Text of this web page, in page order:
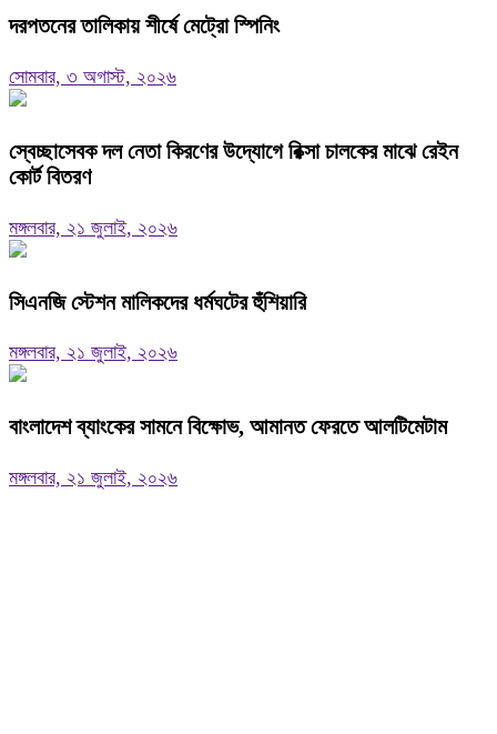
দরপতনের তালিকায় শীর্ষে মেট্রো স্পিনিং
সোমবার, ৩ অগাস্ট, ২০২৬
স্বেচ্ছাসেবক দল নেতা কিরণের উদ্যোগে রিক্সা চালকের মাঝে রেইন
কোর্ট বিতরণ
মঙ্গলবার, ২১ জুলাই, ২০২৬
সিএনজি স্টেশন মালিকদের ধর্মঘটের হুঁশিয়ারি
মঙ্গলবার, ২১ জুলাই, ২০২৬
বাংলাদেশ ব্যাংকের সামনে বিক্ষোভ, আমানত ফেরতে আলটিমেটাম
মঙ্গলবার, ২১ জুলাই, ২০২৬